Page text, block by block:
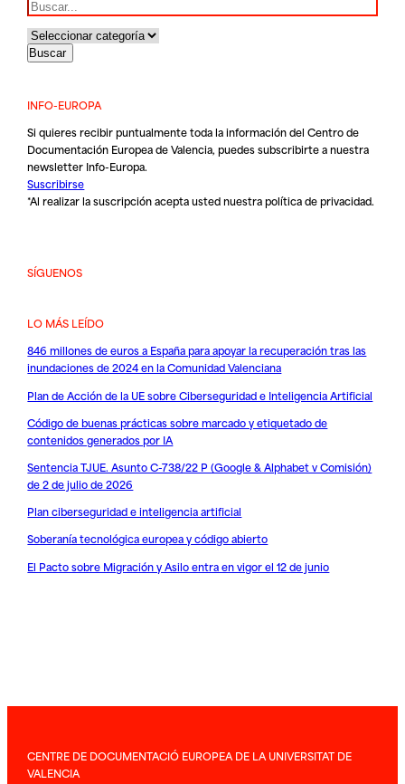
Buscar
INFO-EUROPA
Si quieres recibir puntualmente toda la información del Centro de
Documentación Europea de Valencia, puedes subscribirte a nuestra
newsletter Info-Europa.
Suscribirse
*Al realizar la suscripción acepta usted nuestrapolítica de privacidad.
SÍGUENOS
LO MÁS LEÍDO
846 millones de euros a España para apoyar la recuperación tras las
inundaciones de 2024 en la Comunidad Valenciana
Plan de Acción de la UE sobre Ciberseguridad e Inteligencia Artificial
Código de buenas prácticas sobre marcado y etiquetado de
contenidos generados por IA
Sentencia TJUE. Asunto C-738/22 P (Google & Alphabet v Comisión)
de 2 de julio de 2026
Plan ciberseguridad e inteligencia artificial
Soberanía tecnológica europea y código abierto
El Pacto sobre Migración y Asilo entra en vigor el 12 de junio
CENTRE DE DOCUMENTACIÓ EUROPEA DE LA UNIVERSITAT DE
VALENCIA